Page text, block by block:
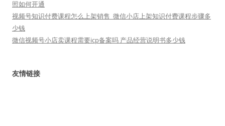
照如何开通
视频号知识付费课程怎么上架销售_微信小店上架知识付费课程步骤多
少钱
微信视频号小店卖课程需要icp备案吗 产品经营说明书多少钱
友情链接